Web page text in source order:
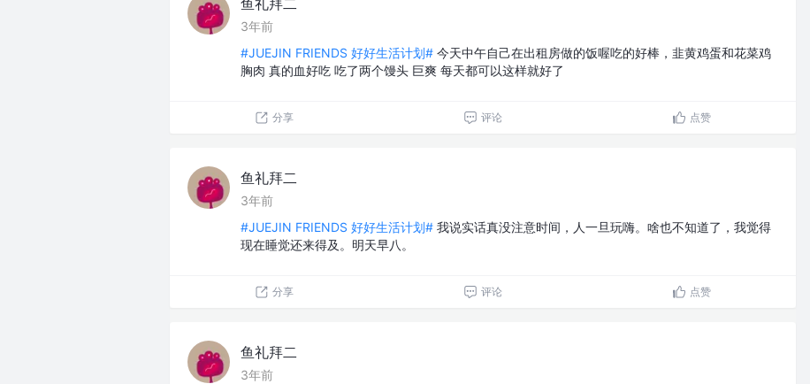
鱼礼拜二
3年前
#JUEJIN FRIENDS 好好生活计划# 今天中午自己在出租房做的饭喔吃的好棒，韭黄鸡蛋和花菜鸡
胸肉 真的血好吃 吃了两个馒头 巨爽 每天都可以这样就好了
分享 评论 点赞
鱼礼拜二
3年前
#JUEJIN FRIENDS 好好生活计划# 我说实话真没注意时间，人一旦玩嗨。啥也不知道了，我觉得
现在睡觉还来得及。明天早八。
分享 评论 点赞
鱼礼拜二
3年前